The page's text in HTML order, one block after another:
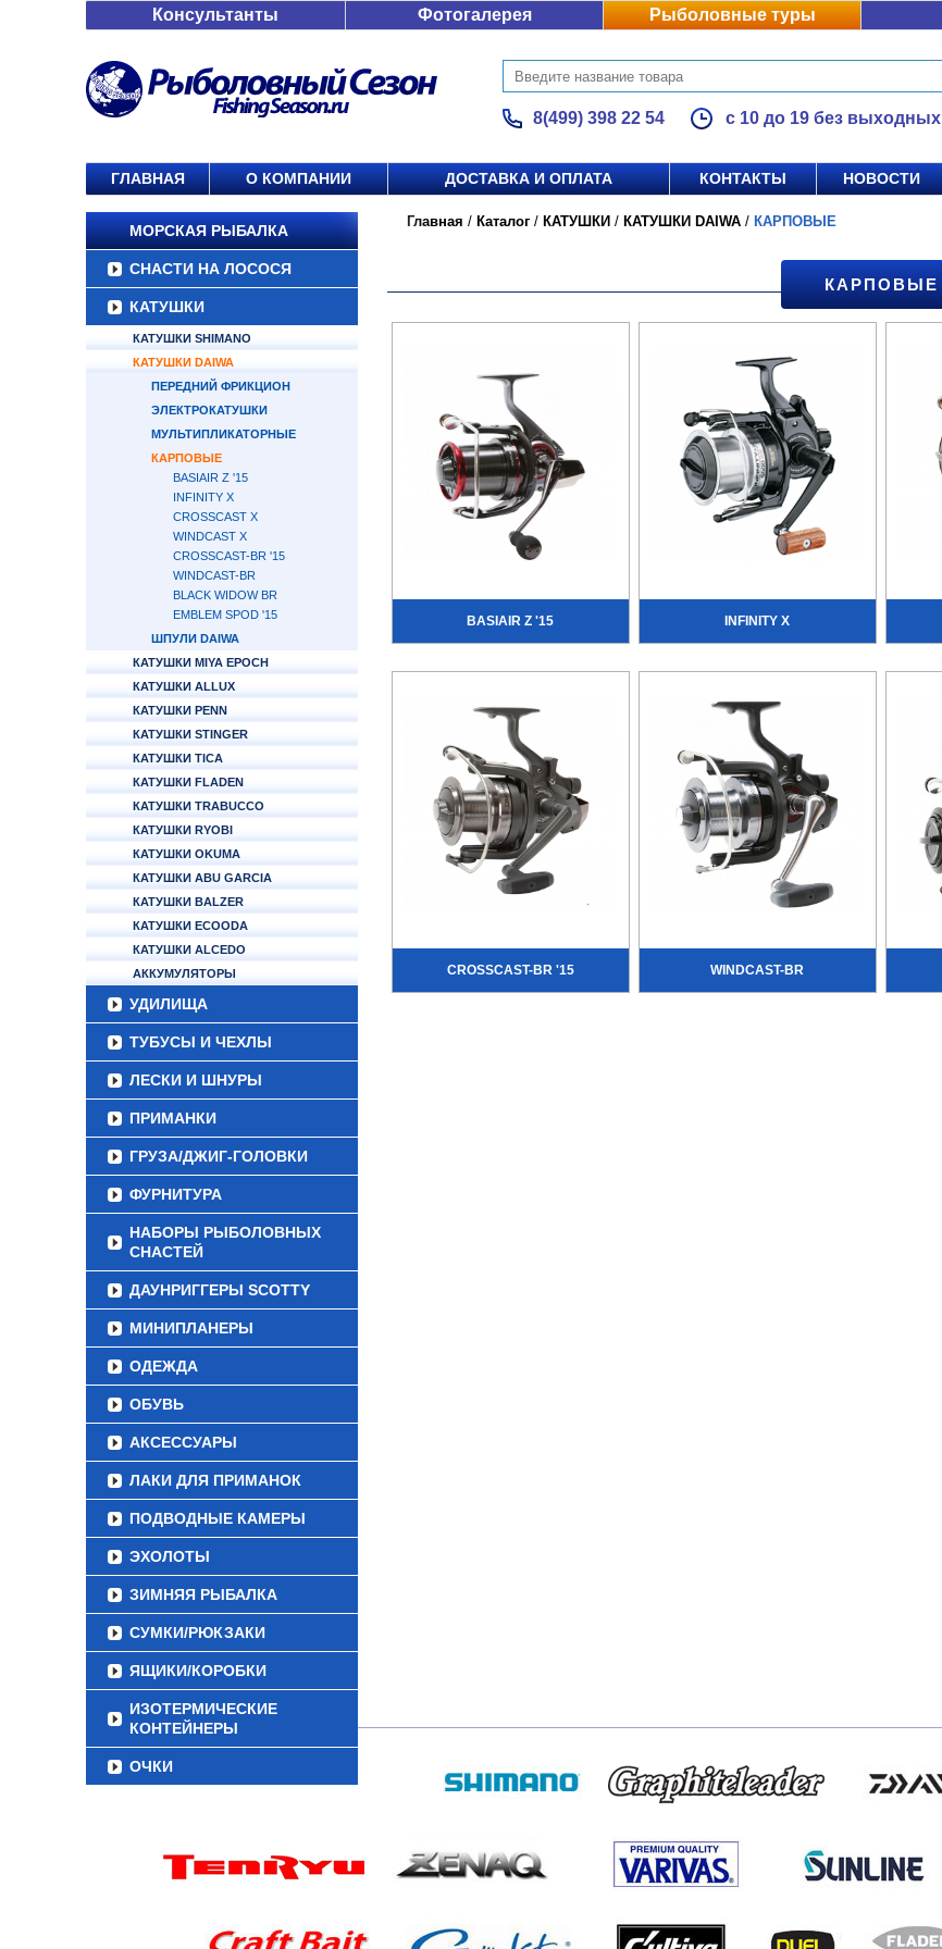
Консультанты Фотогалерея Рыболовные туры
8(499) 398 22 54 с 10 до 19 без выходных
ГЛАВНАЯ О КОМПАНИИ ДОСТАВКА И ОПЛАТА КОНТАКТЫ НОВОСТИ
МОРСКАЯ РЫБАЛКА
СНАСТИ НА ЛОСОСЯ
КАТУШКИ
КАТУШКИ SHIMANO
КАТУШКИ DAIWA
ПЕРЕДНИЙ ФРИКЦИОН
ЭЛЕКТРОКАТУШКИ
МУЛЬТИПЛИКАТОРНЫЕ
КАРПОВЫЕ
BASIAIR Z '15
INFINITY X
CROSSCAST X
WINDCAST X
CROSSCAST-BR '15
WINDCAST-BR
BLACK WIDOW BR
EMBLEM SPOD '15
ШПУЛИ DAIWA
КАТУШКИ MIYA EPOCH
КАТУШКИ ALLUX
КАТУШКИ PENN
КАТУШКИ STINGER
КАТУШКИ TICA
КАТУШКИ FLADEN
КАТУШКИ TRABUCCO
КАТУШКИ RYOBI
КАТУШКИ OKUMA
КАТУШКИ ABU GARCIA
КАТУШКИ BALZER
КАТУШКИ ECOODA
КАТУШКИ ALCEDO
АККУМУЛЯТОРЫ
УДИЛИЩА
ТУБУСЫ И ЧЕХЛЫ
ЛЕСКИ И ШНУРЫ
ПРИМАНКИ
ГРУЗА/ДЖИГ-ГОЛОВКИ
ФУРНИТУРА
НАБОРЫ РЫБОЛОВНЫХ
СНАСТЕЙ
ДАУНРИГГЕРЫ SCOTTY
МИНИПЛАНЕРЫ
ОДЕЖДА
ОБУВЬ
АКСЕССУАРЫ
ЛАКИ ДЛЯ ПРИМАНОК
ПОДВОДНЫЕ КАМЕРЫ
ЭХОЛОТЫ
ЗИМНЯЯ РЫБАЛКА
СУМКИ/РЮКЗАКИ
ЯЩИКИ/КОРОБКИ
ИЗОТЕРМИЧЕСКИЕ
КОНТЕЙНЕРЫ
ОЧКИ
Главная / Каталог / КАТУШКИ / КАТУШКИ DAIWA / КАРПОВЫЕ
КАРПОВЫЕ
BASIAIR Z '15 INFINITY X
CROSSCAST-BR '15 WINDCAST-BR